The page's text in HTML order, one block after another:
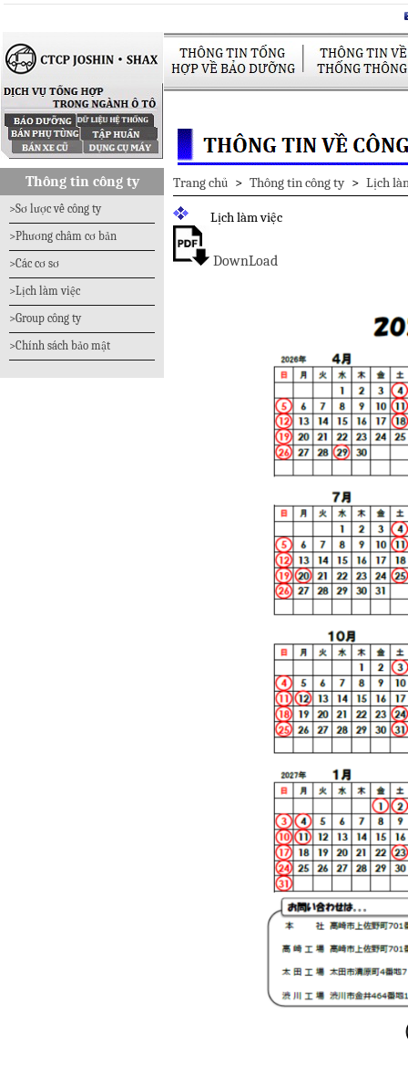
Thông tin công ty
>Sơ lược về công ty
>Phương châm cơ bản
>Các cơ sơ
>Lịch làm việc
>Group công ty
>Chính sách bảo mật
Trang chủ > Thông tin công ty > Lịch
Lịch làm việc
DownLoad